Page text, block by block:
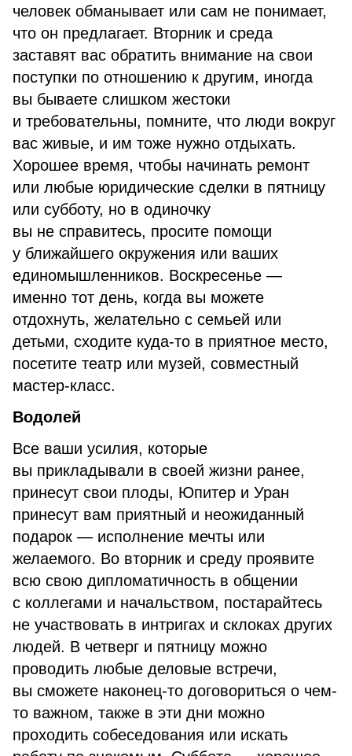
человек обманывает или сам не понимает,
что он предлагает. Вторник и среда
заставят вас обратить внимание на свои
поступки по отношению к другим, иногда
вы бываете слишком жестоки
и требовательны, помните, что люди вокруг
вас живые, и им тоже нужно отдыхать.
Хорошее время, чтобы начинать ремонт
или любые юридические сделки в пятницу
или субботу, но в одиночку
вы не справитесь, просите помощи
у ближайшего окружения или ваших
единомышленников. Воскресенье —
именно тот день, когда вы можете
отдохнуть, желательно с семьей или
детьми, сходите куда-то в приятное место,
посетите театр или музей, совместный
мастер-класс.
Водолей
Все ваши усилия, которые
вы прикладывали в своей жизни ранее,
принесут свои плоды, Юпитер и Уран
принесут вам приятный и неожиданный
подарок — исполнение мечты или
желаемого. Во вторник и среду проявите
всю свою дипломатичность в общении
с коллегами и начальством, постарайтесь
не участвовать в интригах и склоках других
людей. В четверг и пятницу можно
проводить любые деловые встречи,
вы сможете наконец-то договориться о чем-
то важном, также в эти дни можно
проходить собеседования или искать